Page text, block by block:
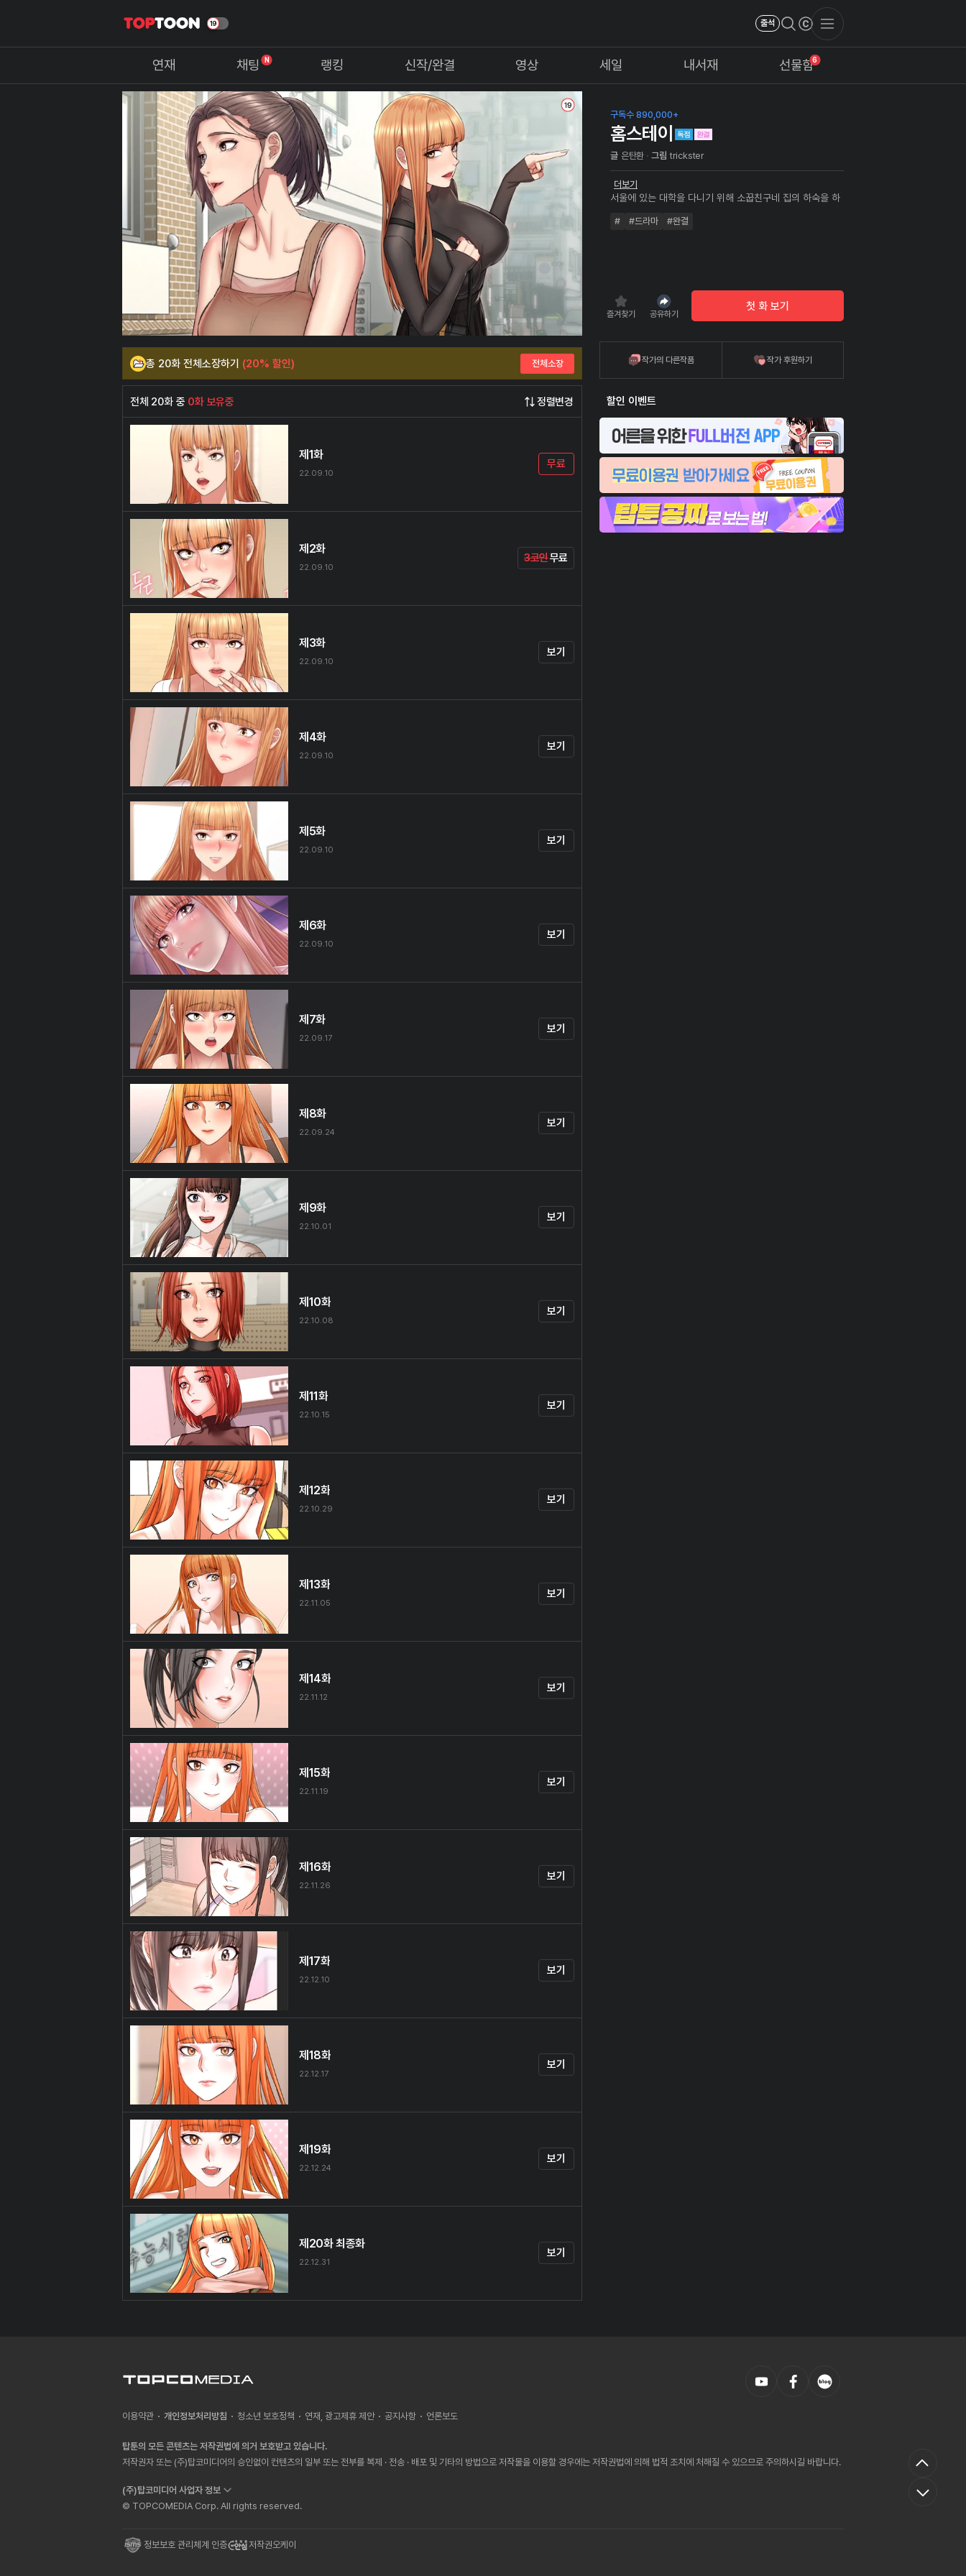
출석
연재 채팅 N 랭킹 신작/완결 영상 세일 내서재 6
선물함
구독수 890,000+
홈스테이
글 은탄환 그림 trickster
더보기
서울에 있는 대학을 다니기 위해 소꿉친구네 집의 하숙을 하
"나만 보여준 건 불공평하지 않아? 그러니깐 너도 까봐" 점
# #드라마 #완결
즐겨찾기 공유하기
첫 화 보기
작가의 다른작품 작가 후원하기
할인 이벤트
총 20화 전체소장하기 (20% 할인) 전체소장
전체 20화 중 0화 보유중 정렬변경
제1화
22.09.10
무료
제2화
22.09.10
3코인무료
제3화
22.09.10
보기
제4화
22.09.10
보기
제5화
22.09.10
보기
제6화
22.09.10
보기
제7화
22.09.17
보기
제8화
22.09.24
보기
제9화
22.10.01
보기
제10화
22.10.08
보기
제11화
22.10.15
보기
제12화
22.10.29
보기
제13화
22.11.05
보기
제14화
22.11.12
보기
제15화
22.11.19
보기
제16화
22.11.26
보기
제17화
22.12.10
보기
제18화
22.12.17
보기
제19화
22.12.24
보기
제20화 최종화
22.12.31
보기
이용약관 개인정보처리방침 청소년 보호정책 연재, 광고제휴 제안 공지사항 언론보도
탑툰의 모든 콘텐츠는 저작권법에 의거 보호받고 있습니다.
저작권자 또는 (주)탑코미디어의 승인없이 컨텐츠의 일부 또는 전부를 복제 · 전송 · 배포 및 기타의 방법으로 저작물을 이용할 경우에는 저작권법에 의해 법적 조치에 처해질 수 있으므로 주의하시길 바랍니다.
(주)탑코미디어 사업자 정보
© TOPCOMEDIA Corp. All rights reserved.
정보보호 관리체계 인증 저작권오케이